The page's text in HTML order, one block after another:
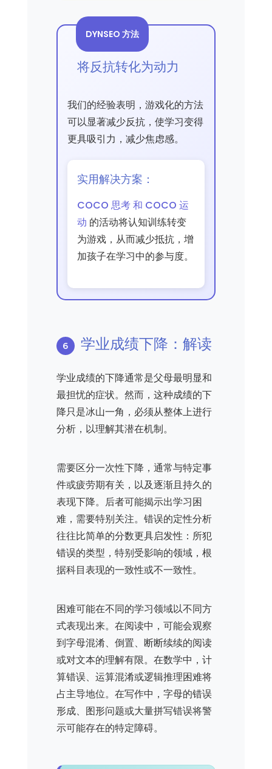
DYNSEO 方法
将反抗转化为动力
我们的经验表明，游戏化的方法
可以显著减少反抗，使学习变得
更具吸引力，减少焦虑感。
实用解决方案：
COCO 思考 和 COCO 运
动 的活动将认知训练转变
为游戏，从而减少抵抗，增
加孩子在学习中的参与度。
学业成绩下降：解读
学业成绩的下降通常是父母最明显和
最担忧的症状。然而，这种成绩的下
降只是冰山一角，必须从整体上进行
分析，以理解其潜在机制。
需要区分一次性下降，通常与特定事
件或疲劳期有关，以及逐渐且持久的
表现下降。后者可能揭示出学习困
难，需要特别关注。错误的定性分析
往往比简单的分数更具启发性：所犯
错误的类型，特别受影响的领域，根
据科目表现的一致性或不一致性。
困难可能在不同的学习领域以不同方
式表现出来。在阅读中，可能会观察
到字母混淆、倒置、断断续续的阅读
或对文本的理解有限。在数学中，计
算错误、运算混淆或逻辑推理困难将
占主导地位。在写作中，字母的错误
形成、图形问题或大量拼写错误将警
示可能存在的特定障碍。